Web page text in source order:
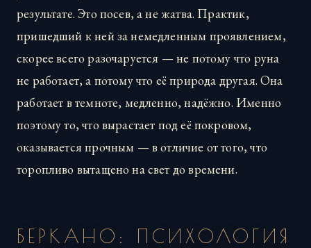
результате. Это посев, а не жатва. Практик,
пришедший к ней за немедленным проявлением,
скорее всего разочаруется — не потому что руна
не работает, а потому что её природа другая. Она
работает в темноте, медленно, надёжно. Именно
поэтому то, что вырастает под её покровом,
оказывается прочным — в отличие от того, что
торопливо вытащено на свет до времени.
БЕРКАНО: ПСИХОЛОГИЯ